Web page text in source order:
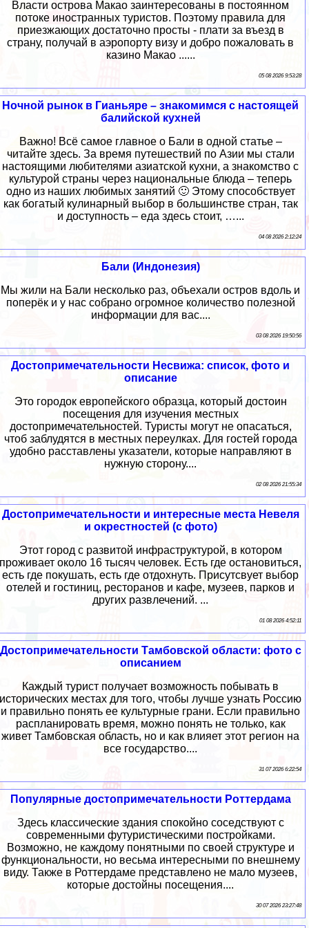
Власти острова Макао заинтересованы в постоянном
потоке иностранных туристов. Поэтому правила для
приезжающих достаточно просты - плати за въезд в
страну, получай в аэропорту визу и добро пожаловать в
казино Макао ......
05 08 2026 9:53:28
Ночной рынок в Гианьяре – знакомимся с настоящей
балийской кухней
Важно! Всё самое главное о Бали в одной статье –
читайте здесь. За время путешествий по Азии мы стали
настоящими любителями азиатской кухни, а знакомство с
культурой страны через национальные блюда – теперь
одно из наших любимых занятий 🙂 Этому способствует
как богатый кулинарный выбор в большинстве стран, так
и доступность – еда здесь стоит, …...
04 08 2026 2:12:24
Бали (Индонезия)
Мы жили на Бали несколько раз, объехали остров вдоль и
поперёк и у нас собрано огромное количество полезной
информации для вас....
03 08 2026 19:50:56
Достопримечательности Несвижа: список, фото и
описание
Это городок европейского образца, который достоин
посещения для изучения местных
достопримечательностей. Туристы могут не опасаться,
чтоб заблудятся в местных переулках. Для гостей города
удобно расставлены указатели, которые направляют в
нужную сторону....
02 08 2026 21:55:34
Достопримечательности и интересные места Невеля
и окрестностей (с фото)
Этот город с развитой инфраструктурой, в котором
проживает около 16 тысяч человек. Есть где остановиться,
есть где покушать, есть где отдохнуть. Присутсвует выбор
отелей и гостиниц, ресторанов и кафе, музеев, парков и
других развлечений. ...
01 08 2026 4:52:11
Достопримечательности Тамбовской области: фото с
описанием
Каждый турист получает возможность побывать в
исторических местах для того, чтобы лучше узнать Россию
и правильно понять ее культурные грани. Если правильно
распланировать время, можно понять не только, как
живет Тамбовская область, но и как влияет этот регион на
все государство....
31 07 2026 6:22:54
Популярные достопримечательности Роттердама
Здесь классические здания спокойно соседствуют с
современными футуристическими постройками.
Возможно, не каждому понятными по своей структуре и
функциональности, но весьма интересными по внешнему
виду. Также в Роттердаме представлено не мало музеев,
которые достойны посещения....
30 07 2026 23:27:48